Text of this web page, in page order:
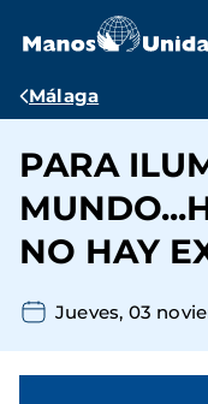
contenido
Ruta
navegación
Málaga
PARA
NO HAY
Jueves, 03